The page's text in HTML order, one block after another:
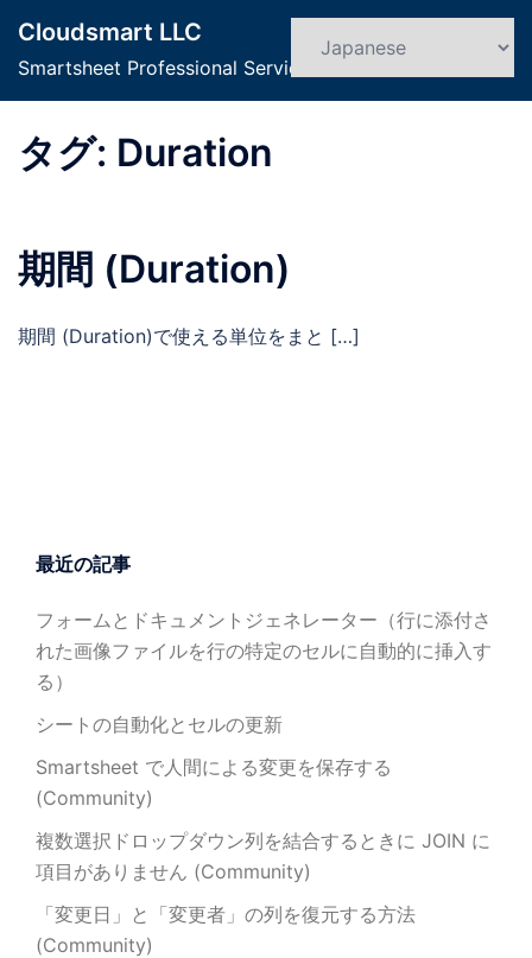
ン
Cloudsmart LLC
Smartsheet Professional Service
ト
グ
タグ: Duration
期間 (Duration)
期間 (Duration)で使える単位をまと […]
最近の記事
フォームとドキュメントジェネレーター（行に添付さ
れた画像ファイルを行の特定のセルに自動的に挿入す
る）
シートの自動化とセルの更新
Smartsheet で人間による変更を保存する
(Community)
複数選択ドロップダウン列を結合するときに JOIN に
項目がありません (Community)
「変更日」と「変更者」の列を復元する方法
(Community)